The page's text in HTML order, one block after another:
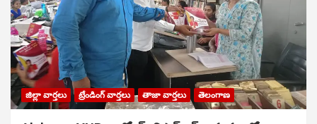
జిల్లా వార్తలు ట్రేండింగ్ వార్తలు తాజా వార్తలు తెలంగాణ